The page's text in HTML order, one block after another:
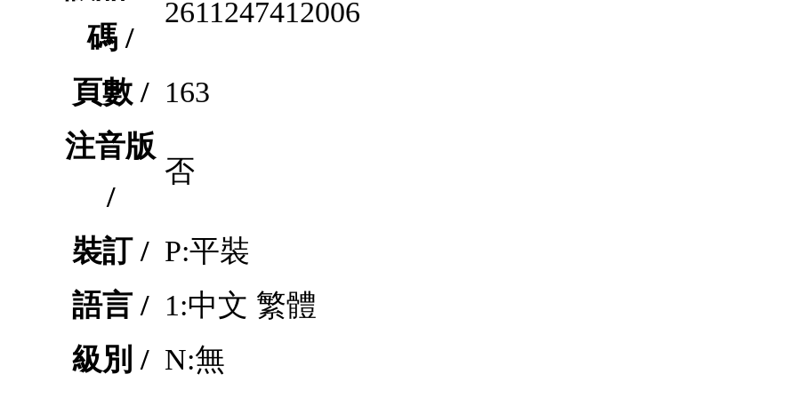
碼 /
2611247412006
頁數 / 163
注音版
/
否
裝訂 / P:平裝
語言 / 1:中文 繁體
級別 / N:無